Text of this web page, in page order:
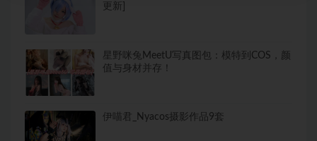
更新]
星野咪兔MeetU写真图包：模特到COS，颜
值与身材并存！
伊喵君_Nyacos摄影作品9套